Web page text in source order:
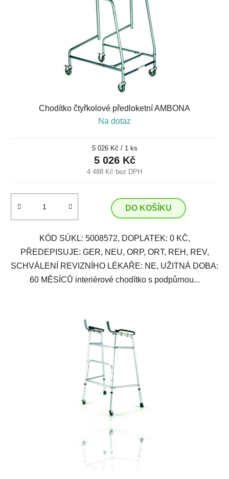
Chodítko čtyřkolové předloketní AMBONA
Na dotaz
4 488 Kč bez DPH
5 026 Kč
Měrná
cena:
5 026 Kč / 1 ks
DO KOŠÍKU
KÓD SÚKL: 5008572, DOPLATEK: 0 KČ,
PŘEDEPISUJE: GER, NEU, ORP, ORT, REH, REV,
SCHVÁLENÍ REVIZNÍHO LÉKAŘE: NE, UŽITNÁ DOBA:
60 MĚSÍCŮ interiérové chodítko s podpůrnou...